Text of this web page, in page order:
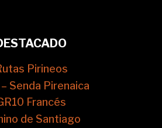
Pirineos
– Senda Pirenaica
Francés
de Santiago